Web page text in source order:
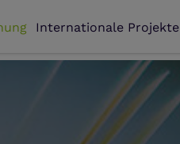
Internationale Projekte